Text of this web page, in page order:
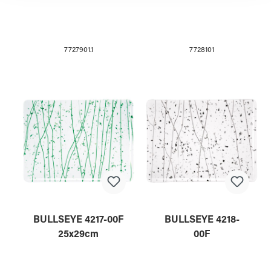
7727901.1 7728101
BULLSEYE 4217-00F
25x29cm
BULLSEYE 4218-
00F